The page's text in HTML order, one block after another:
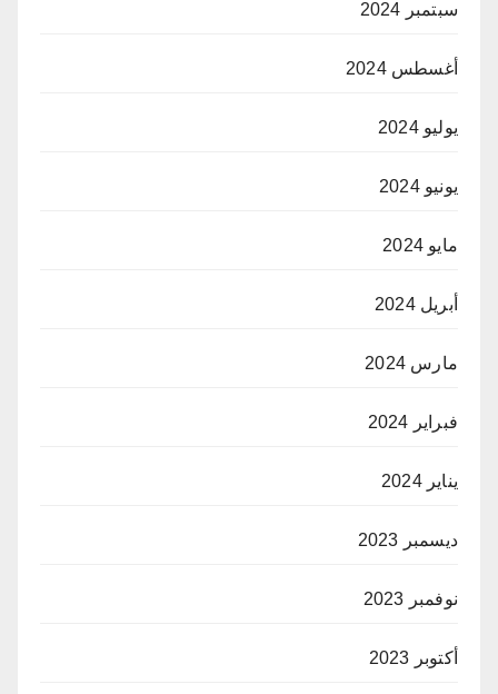
سبتمبر 2024
أغسطس 2024
يوليو 2024
يونيو 2024
مايو 2024
أبريل 2024
مارس 2024
فبراير 2024
يناير 2024
ديسمبر 2023
نوفمبر 2023
أكتوبر 2023